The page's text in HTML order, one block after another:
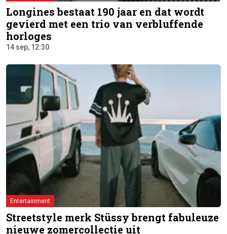
Longines bestaat 190 jaar en dat wordt
gevierd met een trio van verbluffende
horloges
14 sep, 12:30
Entertainment
Streetstyle merk Stüssy brengt fabuleuze
nieuwe zomercollectie uit